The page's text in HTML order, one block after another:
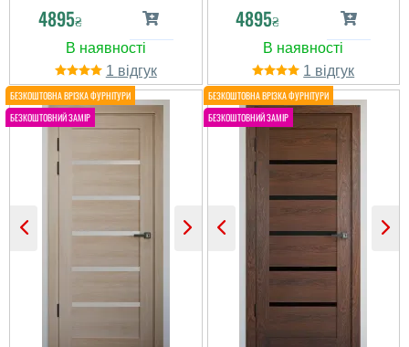
Сергій Литвин
За цю ціну рахую, що
непогано. Є деякі
питання до якості, але
терпимо. Установили
нормально, питань
немає. Якісно і швидко...
Іван
Нормальні двері, якби
замовлення. Трохи
розчарувало, все таки..
4895₴
1
4895₴
1